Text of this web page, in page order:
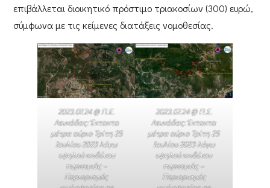
επιβάλλεται διοικητικό πρόστιμο τριακοσίων (300) ευρώ,
σύμφωνα με τις κείμενες διατάξεις νομοθεσίας.
2023.07.24 @ Π.Ε.
Λευκάδας: Έκτακτα
μέτρα αύριο Τρίτη 25
Ιουλίου 2023 λόγω
υψηλού κινδύνου
πυρκαγιάς –
Περιορισμός
2023.07.24 @ Π.Ε.
Λευκάδας: Έκτακτα
μέτρα αύριο Τρίτη 25
Ιουλίου 2023 λόγω
υψηλού κινδύνου
πυρκαγιάς –
Περιορισμός